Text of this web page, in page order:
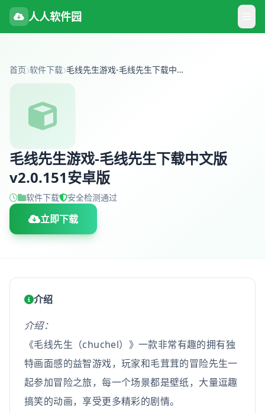
人人软件园
首页 软件下载 毛线先生游戏-毛线先生下载中文版v2.0.151安卓版
毛线先生游戏-毛线先生下载中文版
v2.0.151安卓版
软件下载 安全检测通过
立即下载
介绍
介绍：
《毛线先生（chuchel）》一款非常有趣的拥有独
特画面感的益智游戏，玩家和毛茸茸的冒险先生一
起参加冒险之旅，每一个场景都是壁纸，大量逗趣
搞笑的动画，享受更多精彩的剧情。